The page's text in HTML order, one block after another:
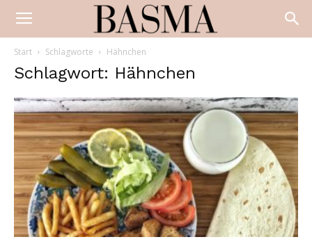
Start Schlagworte Hähnchen
Schlagwort: Hähnchen